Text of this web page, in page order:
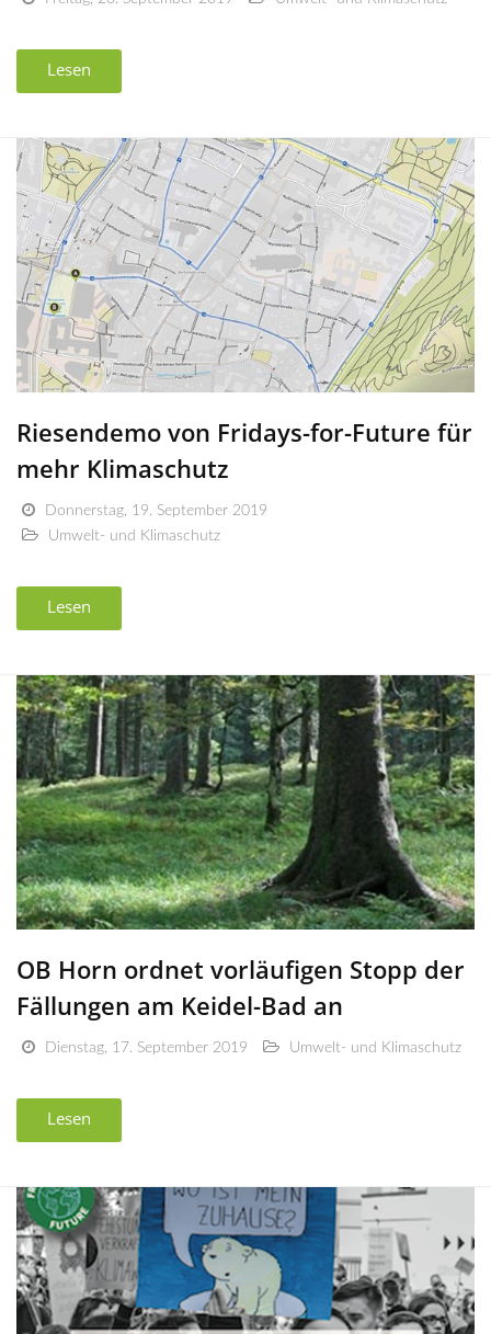
Lesen
Riesendemo von Fridays-for-Future für
mehr Klimaschutz
Donnerstag, 19. September 2019
Umwelt- und Klimaschutz
Lesen
OB Horn ordnet vorläufigen Stopp der
Fällungen am Keidel-Bad an
Dienstag, 17. September 2019 Umwelt- und Klimaschutz
Lesen